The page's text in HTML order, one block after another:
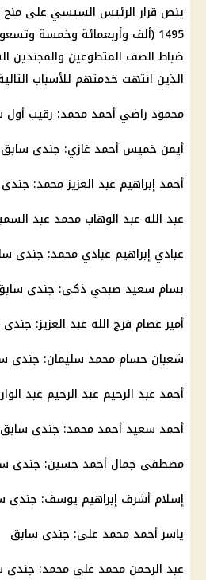
ينص قرار الرئيس السيسي على منح
1495 (ألف وأربعمائة وخمسة
ضباط الصف المتطوعين والمجندين
الذين انتهت خدمتهم للأسباب
محمود راضي أحمد محمد: رقيب أول
أيمن خميس أحمد غازي: جندی سابق
أحمد إبراهيم عبد العزيز محمد:
عبد الله عبد الوهاب محمد عبد
عبادي إبراهيم عبادي محمد: جندی
بسام سعيد صبحي ذكى: جندی
أمير عصام فرج الله عبد العزيز:
شعبان حسام محمد سليمان: جندی
أحمد عبد الرحيم عبد الرحيم عبد
أحمد سعيد أحمد محمد: جندی سابق
مصطفى جمال أحمد حسين: جندی
إسلام أشرف إبراهيم يوسف: جندی
ياسر أحمد محمد على: جندی سابق
عبد الرحمن محمد على محمد: جندی